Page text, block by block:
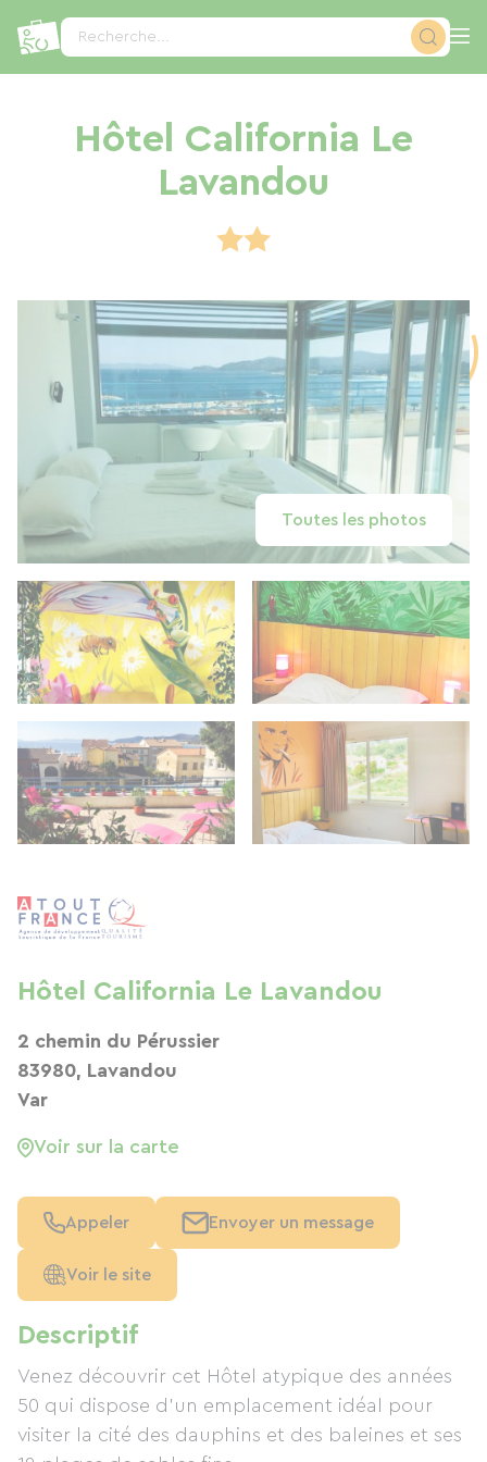
Recherche...
Hôtel California Le
Lavandou
Toutes les photos
Descriptif
Venez découvrir cet Hôtel atypique des années
50 qui dispose d'un emplacement idéal pour
visiter la cité des dauphins et des baleines et ses
Hôtel California Le Lavandou
2 chemin du Pérussier
83980, Lavandou
Var
Voir sur la carte
Appeler Envoyer un message
Voir le site
Panneau de gestion des cookies